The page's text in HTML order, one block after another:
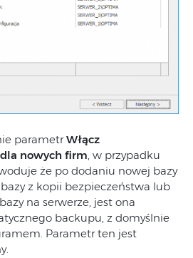
parametrWłącz
nowych firm, w przypadku
że po dodaniu nowej bazy
z kopii bezpieczeństwa lub
na serwerze, jest ona
backupu, z domyślnie
Parametr ten jest